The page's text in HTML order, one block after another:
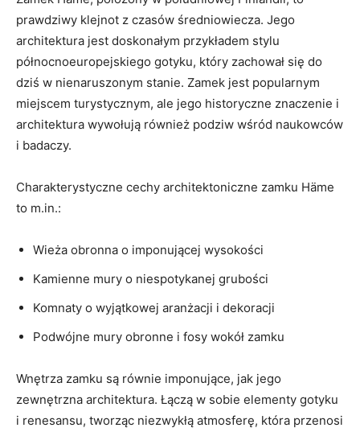
prawdziwy ‍klejnot‌ z ​czasów średniowiecza.⁢ Jego
architektura‌ jest⁣ doskonałym przykładem stylu
północnoeuropejskiego gotyku, który zachował się do
⁣dziś‌ w nienaruszonym stanie. Zamek jest⁢ popularnym
miejscem ‍turystycznym, ale ‍jego ⁣historyczne znaczenie i
architektura wywołują również podziw wśród​ naukowców
i badaczy.
Charakterystyczne cechy architektoniczne zamku ⁤Häme
to ‍m.in.:
Wieża obronna​ o imponującej ‌wysokości
Kamienne mury o niespotykanej ‌grubości
Komnaty o wyjątkowej aranżacji i dekoracji
Podwójne mury obronne i ‌fosy wokół zamku
Wnętrza zamku są​ równie imponujące, ⁢jak jego
zewnętrzna architektura. Łączą w sobie elementy gotyku
i ​renesansu, ⁤tworząc niezwykłą atmosferę, która ‍przenosi